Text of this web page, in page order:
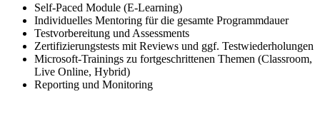
Self-Paced Module (E-Learning)
Individuelles Mentoring für die gesamte Programmdauer
Testvorbereitung und Assessments
Zertifizierungstests mit Reviews und ggf. Testwiederholungen
Microsoft-Trainings zu fortgeschrittenen Themen (Classroom,
Live Online, Hybrid)
Reporting und Monitoring